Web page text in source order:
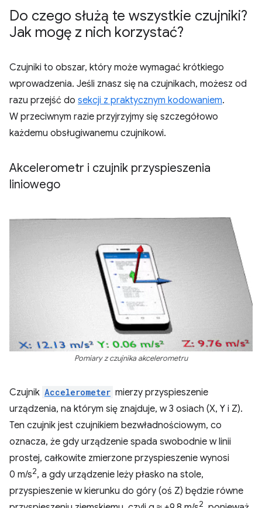
Do czego służą te wszystkie czujniki?
Jak mogę z nich korzystać?
Czujniki to obszar, który może wymagać krótkiego
wprowadzenia. Jeśli znasz się na czujnikach, możesz od
razu przejść do sekcji z praktycznym kodowaniem.
W przeciwnym razie przyjrzyjmy się szczegółowo
każdemu obsługiwanemu czujnikowi.
Akcelerometr i czujnik przyspieszenia
liniowego
Pomiary z czujnika akcelerometru
Czujnik Accelerometer mierzy przyspieszenie
urządzenia, na którym się znajduje, w 3 osiach (X, Y i Z).
Ten czujnik jest czujnikiem bezwładnościowym, co
oznacza, że gdy urządzenie spada swobodnie w linii
prostej, całkowite zmierzone przyspieszenie wynosi
0 m/s2, a gdy urządzenie leży płasko na stole,
przyspieszenie w kierunku do góry (oś Z) będzie równe
2